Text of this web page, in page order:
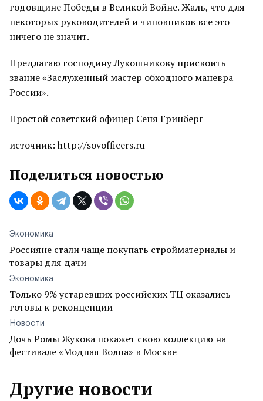
годовщине Победы в Великой Войне. Жаль, что для
некоторых руководителей и чиновников все это
ничего не значит.
Предлагаю господину Лукошникову присвоить
звание «Заслуженный мастер обходного маневра
России».
Простой советский офицер Сеня Гринберг
источник: http://sovofficers.ru
Поделиться новостью
Экономика
Россияне стали чаще покупать стройматериалы и
товары для дачи
Экономика
Только 9% устаревших российских ТЦ оказались
готовы к реконцепции
Новости
Дочь Ромы Жукова покажет свою коллекцию на
фестивале «Модная Волна» в Москве
Другие новости